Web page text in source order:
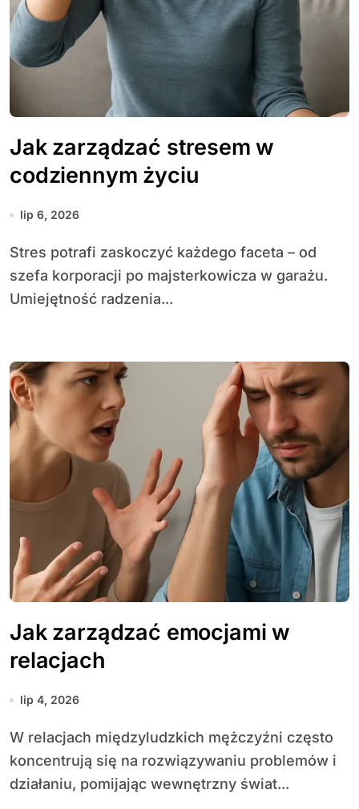
Jak zarządzać stresem w
codziennym życiu
lip 6, 2026
Stres potrafi zaskoczyć każdego faceta – od
szefa korporacji po majsterkowicza w garażu.
Umiejętność radzenia...
Jak zarządzać emocjami w
relacjach
lip 4, 2026
W relacjach międzyludzkich mężczyźni często
koncentrują się na rozwiązywaniu problemów i
działaniu, pomijając wewnętrzny świat...